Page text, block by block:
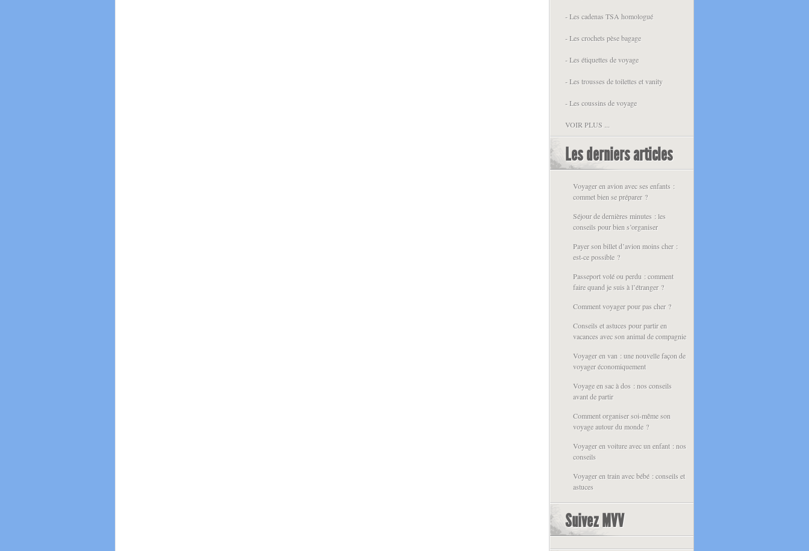
- Les cadenas TSA homologué
- Les crochets pèse bagage
- Les étiquettes de voyage
- Les trousses de toilettes et vanity
- Les coussins de voyage
VOIR PLUS ...
Les derniers articles
Voyager en avion avec ses enfants :
commet bien se préparer ?
Séjour de dernières minutes : les
conseils pour bien s’organiser
Payer son billet d’avion moins cher :
est-ce possible ?
Passeport volé ou perdu : comment
faire quand je suis à l’étranger ?
Comment voyager pour pas cher ?
Conseils et astuces pour partir en
vacances avec son animal de compagnie
Voyager en van : une nouvelle façon de
voyager économiquement
Voyage en sac à dos : nos conseils
avant de partir
Comment organiser soi-même son
voyage autour du monde ?
Voyager en voiture avec un enfant : nos
conseils
Voyager en train avec bébé : conseils et
astuces
Suivez MVV